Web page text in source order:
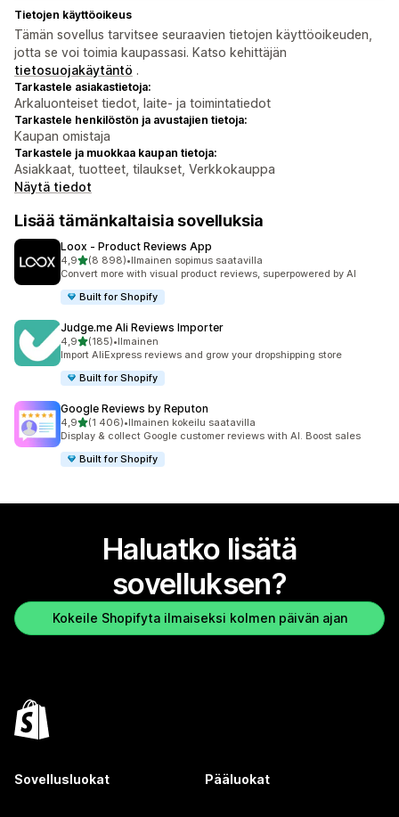
Tietojen käyttöoikeus
Tämän sovellus tarvitsee seuraavien tietojen käyttöoikeuden,
jotta se voi toimia kaupassasi. Katso kehittäjän
tietosuojakäytäntö .
Tarkastele asiakastietoja:
Arkaluonteiset tiedot, laite- ja toimintatiedot
Tarkastele henkilöstön ja avustajien tietoja:
Kaupan omistaja
Tarkastele ja muokkaa kaupan tietoja:
Asiakkaat, tuotteet, tilaukset, Verkkokauppa
Näytä tiedot
Lisää tämänkaltaisia sovelluksia
Loox ‑ Product Reviews App
4,9/ 5 tähteä
(8 898)
8898 arvostelua yhteensä
•Ilmainen sopimus saatavilla
Convert more with visual product reviews, superpowered by AI
Built for Shopify
Judge.me Ali Reviews Importer
4,9/ 5 tähteä
(185)
185 arvostelua yhteensä
•Ilmainen
Import AliExpress reviews and grow your dropshipping store
Built for Shopify
Google Reviews by Reputon
4,9/ 5 tähteä
(1 406)
1406 arvostelua yhteensä
•Ilmainen kokeilu saatavilla
Display & collect Google customer reviews with AI. Boost sales
Built for Shopify
Haluatko lisätä
sovelluksen?
Kokeile Shopifyta ilmaiseksi kolmen päivän ajan
Sovellusluokat Pääluokat